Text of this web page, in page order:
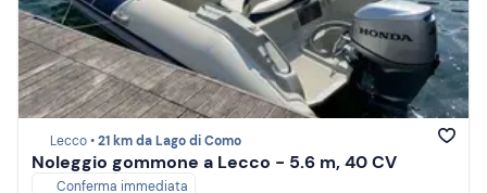
Lecco •21 km da Lago di Como
Noleggio gommone a Lecco - 5.6 m, 40 CV
Conferma immediata